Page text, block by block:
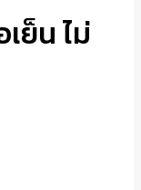
ย็น ไม่